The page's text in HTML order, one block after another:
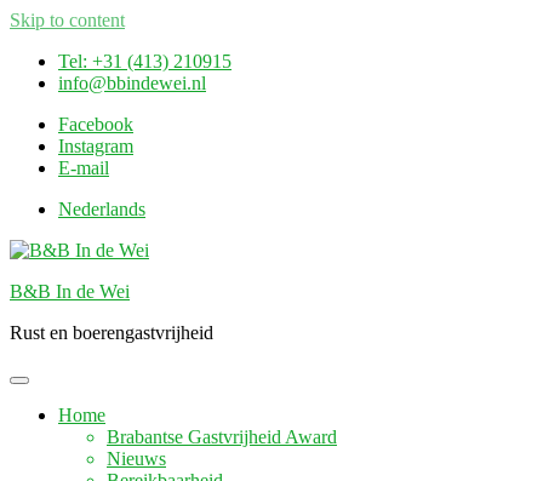
Skip to content
Tel: +31 (413) 210915
info@bbindewei.nl
Facebook
Instagram
E-mail
Nederlands
B&B In de Wei
Rust en boerengastvrijheid
Home
Brabantse Gastvrijheid Award
Nieuws